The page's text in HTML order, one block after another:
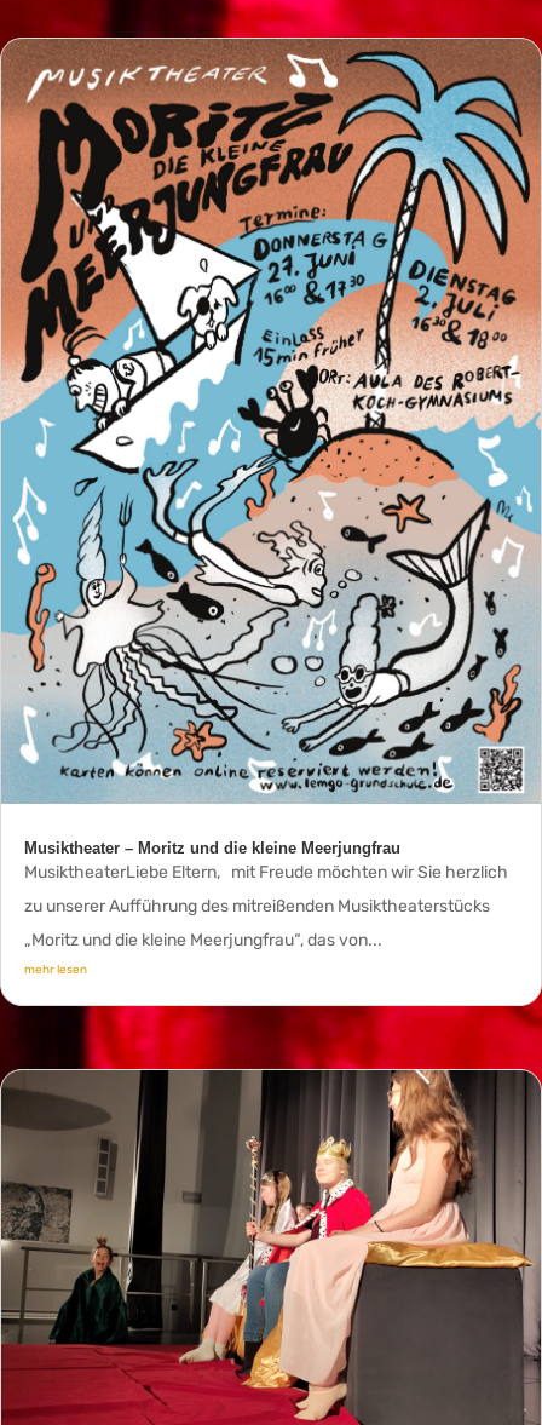
Musiktheater – Moritz und die kleine Meerjungfrau
MusiktheaterLiebe Eltern, mit Freude möchten wir Sie herzlich
zu unserer Aufführung des mitreißenden Musiktheaterstücks
„Moritz und die kleine Meerjungfrau“, das von...
mehr lesen